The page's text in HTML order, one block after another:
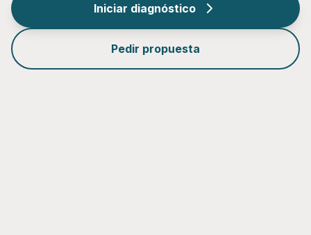
Iniciar diagnóstico
Pedir propuesta